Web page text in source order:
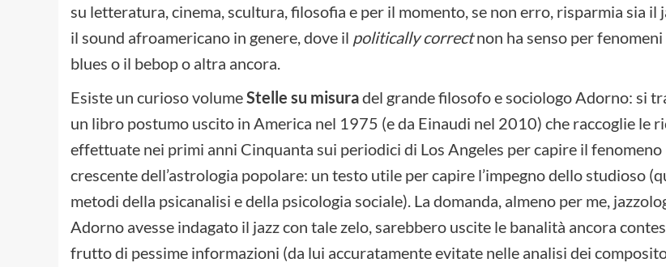
su letteratura, cinema, scultura, filosofia e per il momento, se non erro, risparmia sia il
il sound afroamericano in genere, dove il politically correctnon ha senso per fenomeni
blues o il bebop o altra ancora.
Esiste un curioso volumeStelle su misuradel grande filosofo e sociologo Adorno: si
un libro postumo uscito in America nel 1975 (e da Einaudi nel 2010) che raccoglie le
effettuate nei primi anni Cinquanta sui periodici di Los Angeles per capire il fenomeno
crescente dell’astrologia popolare: un testo utile per capire l’impegno dello studioso
metodi della psicanalisi e della psicologia sociale). La domanda, almeno per me,
Adorno avesse indagato il jazz con tale zelo, sarebbero uscite le banalità ancora
frutto di pessime informazioni (da lui accuratamente evitate nelle analisi dei